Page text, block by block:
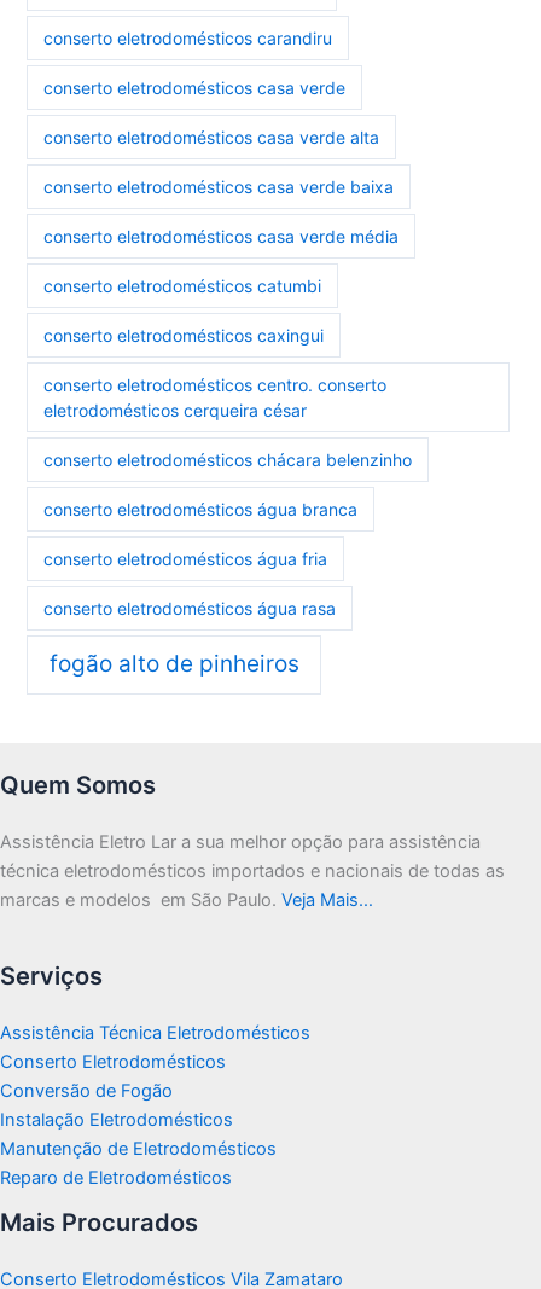
conserto eletrodomésticos carandiru
conserto eletrodomésticos casa verde
conserto eletrodomésticos casa verde alta
conserto eletrodomésticos casa verde baixa
conserto eletrodomésticos casa verde média
conserto eletrodomésticos catumbi
conserto eletrodomésticos caxingui
conserto eletrodomésticos centro. conserto
eletrodomésticos cerqueira césar
conserto eletrodomésticos chácara belenzinho
conserto eletrodomésticos água branca
conserto eletrodomésticos água fria
conserto eletrodomésticos água rasa
fogão alto de pinheiros
Quem Somos
Assistência Eletro Lar a sua melhor opção para assistência
técnica eletrodomésticos importados e nacionais de todas as
marcas e modelos em São Paulo. Veja Mais…
Serviços
Assistência Técnica Eletrodomésticos
Conserto Eletrodomésticos
Conversão de Fogão
Instalação Eletrodomésticos
Manutenção de Eletrodomésticos
Reparo de Eletrodomésticos
Mais Procurados
Conserto Eletrodomésticos Vila Zamataro